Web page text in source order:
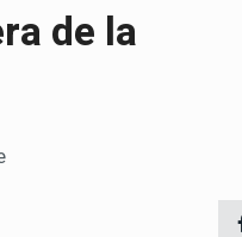
de la